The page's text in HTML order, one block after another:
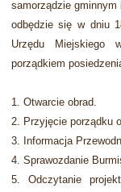
samorządzie
odbędzie się w dniu
Urzędu Miejskiego
porządkiem
1. Otwarcie obrad.
2. Przyjęcie porządku
3. Informacja
4. Sprawozdanie
5. Odczytanie